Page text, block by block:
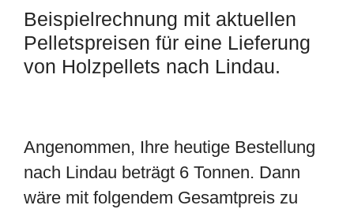
Beispielrechnung mit aktuellen
Pelletspreisen für eine Lieferung
von Holzpellets nach Lindau.
Angenommen, Ihre heutige Bestellung
nach Lindau beträgt 6 Tonnen. Dann
wäre mit folgendem Gesamtpreis zu